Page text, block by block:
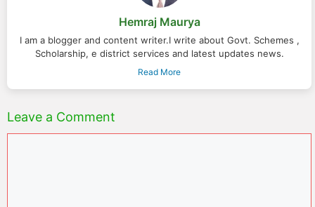
Hemraj Maurya
I am a blogger and content writer.I write about Govt. Schemes ,
Scholarship, e district services and latest updates news.
Read More
Leave a Comment